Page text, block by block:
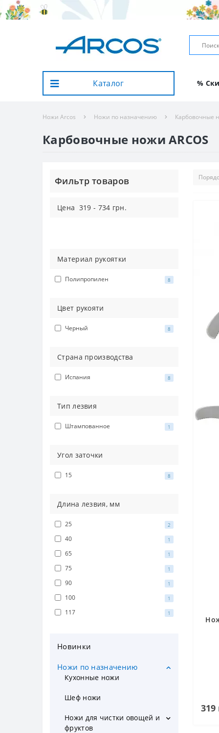
Каталог %
Ножи Arcos Ножи по назначению Карбовочные
Карбовочные ножи ARCOS
Фильтр товаров
Цена 319 - 734 грн.
Материал рукоятки
Полипропилен 8
Цвет рукояти
Черный 8
Страна производства
Испания 8
Тип лезвия
Штампованное 1
Угол заточки
15 8
Длина лезвия, мм
25 2
40 1
65 1
75 1
90 1
100 1
117 1
Новинки
Ножи по назначению
Кухонные ножи
Шеф ножи
Ножи для чистки овощей и
фруктов
319